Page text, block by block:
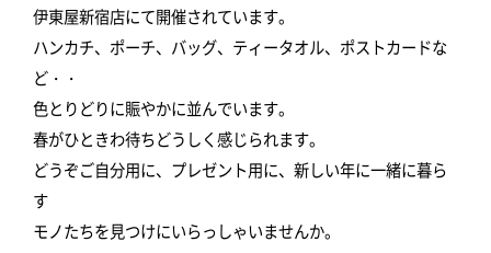
伊東屋新宿店にて開催されています。
ハンカチ、ポーチ、バッグ、ティータオル、ポストカードな
ど・・
色とりどりに賑やかに並んでいます。
春がひときわ待ちどうしく感じられます。
どうぞご自分用に、プレゼント用に、新しい年に一緒に暮ら
す
モノたちを見つけにいらっしゃいませんか。